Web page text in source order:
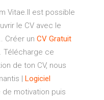
Vitae.Il est possible
le CV avec le
Créer un CV Gratuit
Télécharge ce
de ton CV, nous
| Logiciel
motivation puis